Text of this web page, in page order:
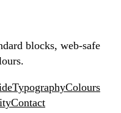
blocks, web-safe
TypographyColours
Contact